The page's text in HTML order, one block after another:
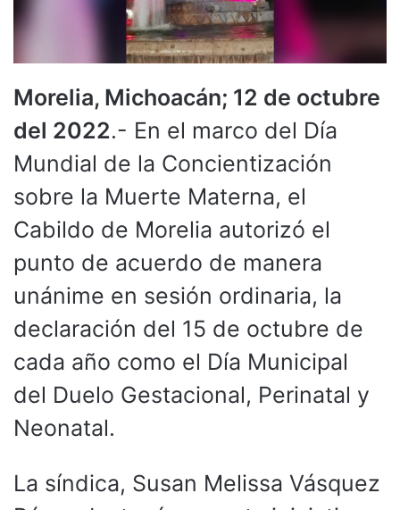
Morelia, Michoacán; 12 de octubre
del 2022.- En el marco del Día
Mundial de la Concientización
sobre la Muerte Materna, el
Cabildo de Morelia autorizó el
punto de acuerdo de manera
unánime en sesión ordinaria, la
declaración del 15 de octubre de
cada año como el Día Municipal
del Duelo Gestacional, Perinatal y
Neonatal.
La síndica, Susan Melissa Vásquez